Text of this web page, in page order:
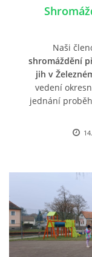
Naši
shromáždění
jih v
vedení
jednání